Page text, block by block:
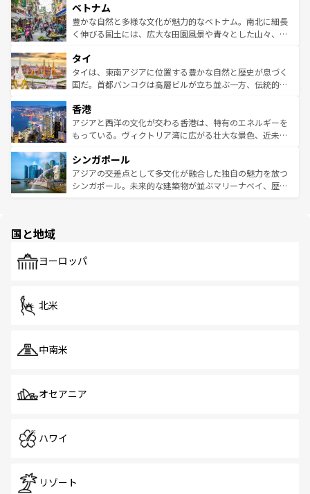
参照してほしい。
容にもいいと評判のスイーツなど、バラエティ豊かな料理
が味わえる。 なお、新着の台湾情報は コンテンツ一覧を参
照してほしい。
き、地方に足を延ばせば四季折々の自然美を楽しむことが
できる。そして、キムチや焼肉、絶品のストリートフード
まで、さまざまな韓国料理が待っている。夜には、韓国な
リティに包まれながら、韓国の多彩な魅力を心ゆくまで味
わってみてほしい。 なお、新着の韓国情報はコンテンツ一
覧を参照してほしい。
ベトナム
豊かな自然と多様な文化が魅力的なベトナム。南北に細長
く伸びる国土には、広大な田園風景や青々とした山々、世
急速な発展と共に伝統が息づく。ハノイの古い町並みやホ
ーチミン市のフランス統治時代の建物も、独特の雰囲気を
醸し出している。また、バラエティの豊かさとおいしさで
とつ。フォーやバインミー、ベトナムコーヒーなどは、ぜ
ひ現地で味わいたい。どの地域を訪れてもあたたかい人々
が旅行者を迎えてくれるので、きっと忘れられない旅にな
参照してほしい。
タイ
タイは、東南アジアに位置する豊かな自然と歴史が息づく
国だ。首都バンコクは高層ビルが立ち並ぶ一方、伝統的な
の活気が交差している。北部ではチェンマイなどの山岳地
帯で自然と触れ合い、南部ではプーケットやクラビの美し
いビーチでリゾート気分を楽しむことができる。タイ料理
激する。気候は一年中温暖で、どの季節にも異なる楽しみ
が待っている。親しみやすいタイの人々、仏教を中心とし
た文化、そして多様な観光資源が、訪れる旅人を魅了し続
香港
アジアと西洋の文化が交わる香港は、特有のエネルギーを
もっている。ヴィクトリア湾に広がる壮大な景色、近未来
み、どこを訪れても感動するはず。観光スポットが密集し
ており、効率よく見どころを回れるのも魅力。息をのむよ
うな絶景から文化的な体験まで、香港を存分に楽しみ尽く
シンガポール
アジアの交差点として多文化が融合した独自の魅力を放つ
シンガポール。未来的な建築物が並ぶマリーナベイ、歴史
で、ホーカーズは地元の風情を楽しめる外せないスポット
国と地域
ヨーロッパ
北米
中南米
オセアニア
ハワイ
リゾート